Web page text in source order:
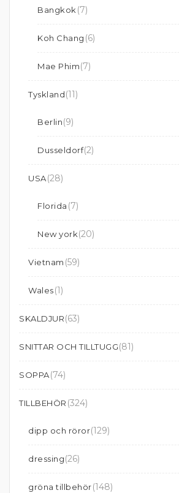
Bangkok (7)
Koh Chang (6)
Mae Phim(7)
Tyskland(11)
Berlin(9)
Dusseldorf(2)
USA(28)
Florida (7)
New york(20)
Vietnam (59)
Wales(1)
SKALDJUR(63)
SNITTAR OCH TILLTUGG(81)
SOPPA(74)
TILLBEHÖR (324)
dipp och röror(129)
dressing(26)
gröna tillbehör(148)